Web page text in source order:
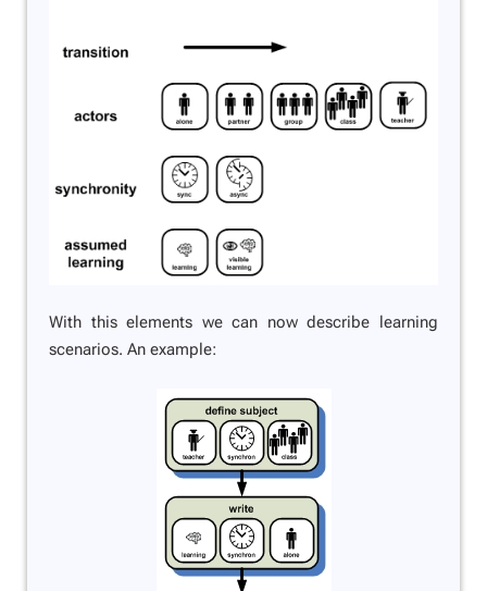
With this elements we can now describe learning
scenarios. An example: